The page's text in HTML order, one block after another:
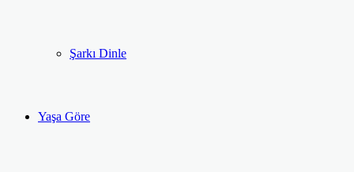
Şarkı Dinle
Yaşa Göre